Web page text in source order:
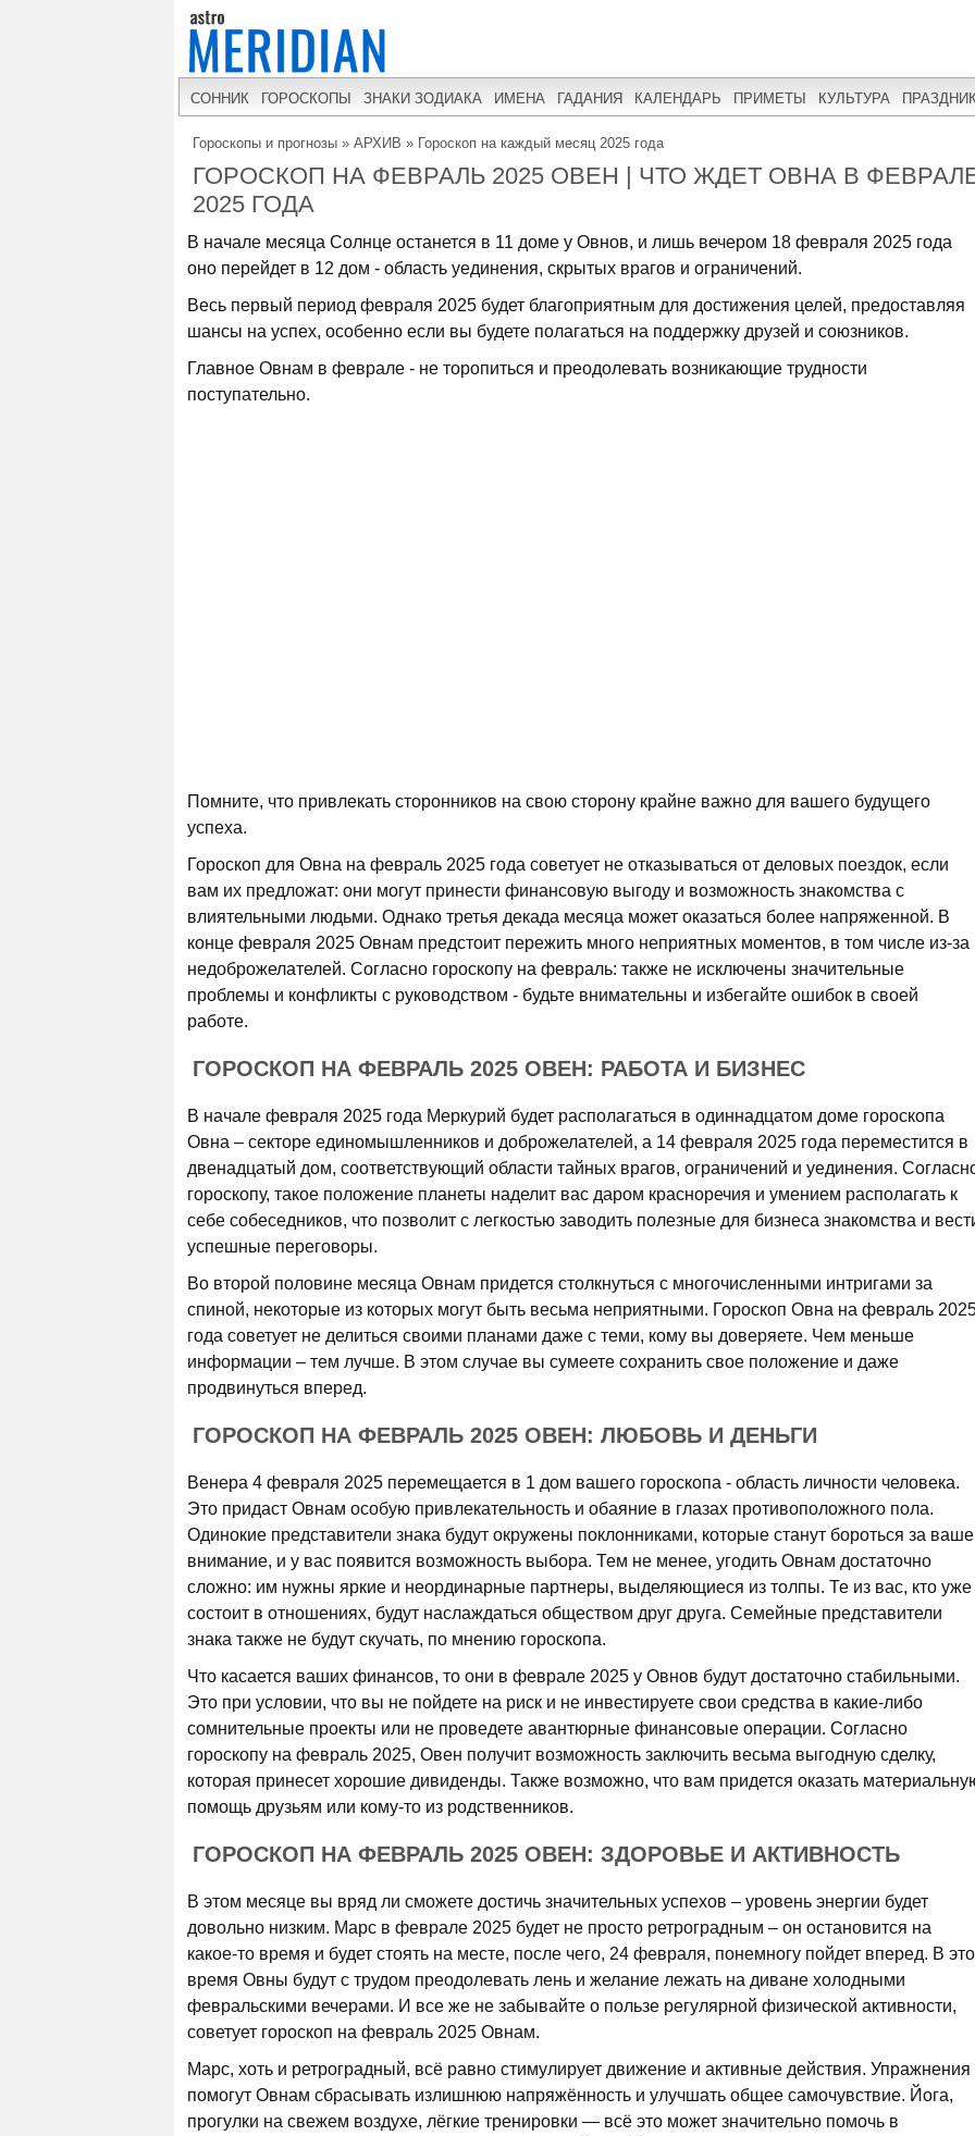
СОННИК ГОРОСКОПЫ ЗНАКИ ЗОДИАКА ИМЕНА ГАДАНИЯ КАЛЕНДАРЬ ПРИМЕТЫ КУЛЬТУРА
Гороскопы и прогнозы » АРХИВ » Гороскоп на каждый месяц 2025 года
ГОРОСКОП НА ФЕВРАЛЬ 2025 ОВЕН | ЧТО ЖДЕТ ОВНА В
2025 ГОДА
В начале месяца Солнце останется в 11 доме у Овнов, и лишь вечером 18 февраля 2025 года
оно перейдет в 12 дом - область уединения, скрытых врагов и ограничений.
Весь первый период февраля 2025 будет благоприятным для достижения целей, предоставляя
шансы на успех, особенно если вы будете полагаться на поддержку друзей и союзников.
Главное Овнам в феврале - не торопиться и преодолевать возникающие трудности
поступательно.
Помните, что привлекать сторонников на свою сторону крайне важно для вашего будущего
успеха.
Гороскоп для Овна на февраль 2025 года советует не отказываться от деловых поездок, если
вам их предложат: они могут принести финансовую выгоду и возможность знакомства с
влиятельными людьми. Однако третья декада месяца может оказаться более напряженной. В
конце февраля 2025 Овнам предстоит пережить много неприятных моментов, в том числе из-за
недоброжелателей. Согласно гороскопу на февраль: также не исключены значительные
проблемы и конфликты с руководством - будьте внимательны и избегайте ошибок в своей
работе.
ГОРОСКОП НА ФЕВРАЛЬ 2025 ОВЕН: РАБОТА И БИЗНЕС
В начале февраля 2025 года Меркурий будет располагаться в одиннадцатом доме гороскопа
Овна – секторе единомышленников и доброжелателей, а 14 февраля 2025 года переместится в
двенадцатый дом, соответствующий области тайных врагов, ограничений и уединения.
гороскопу, такое положение планеты наделит вас даром красноречия и умением располагать к
себе собеседников, что позволит с легкостью заводить полезные для бизнеса знакомства и
успешные переговоры.
Во второй половине месяца Овнам придется столкнуться с многочисленными интригами за
спиной, некоторые из которых могут быть весьма неприятными. Гороскоп Овна на февраль
года советует не делиться своими планами даже с теми, кому вы доверяете. Чем меньше
информации – тем лучше. В этом случае вы сумеете сохранить свое положение и даже
продвинуться вперед.
ГОРОСКОП НА ФЕВРАЛЬ 2025 ОВЕН: ЛЮБОВЬ И ДЕНЬГИ
Венера 4 февраля 2025 перемещается в 1 дом вашего гороскопа - область личности человека.
Это придаст Овнам особую привлекательность и обаяние в глазах противоположного пола.
Одинокие представители знака будут окружены поклонниками, которые станут бороться за ваше
внимание, и у вас появится возможность выбора. Тем не менее, угодить Овнам достаточно
сложно: им нужны яркие и неординарные партнеры, выделяющиеся из толпы. Те из вас, кто уже
состоит в отношениях, будут наслаждаться обществом друг друга. Семейные представители
знака также не будут скучать, по мнению гороскопа.
Что касается ваших финансов, то они в феврале 2025 у Овнов будут достаточно стабильными.
Это при условии, что вы не пойдете на риск и не инвестируете свои средства в какие-либо
сомнительные проекты или не проведете авантюрные финансовые операции. Согласно
гороскопу на февраль 2025, Овен получит возможность заключить весьма выгодную сделку,
которая принесет хорошие дивиденды. Также возможно, что вам придется оказать
помощь друзьям или кому-то из родственников.
ГОРОСКОП НА ФЕВРАЛЬ 2025 ОВЕН: ЗДОРОВЬЕ И АКТИВНОСТЬ
В этом месяце вы вряд ли сможете достичь значительных успехов – уровень энергии будет
довольно низким. Марс в феврале 2025 будет не просто ретроградным – он остановится на
какое-то время и будет стоять на месте, после чего, 24 февраля, понемногу пойдет вперед. В это
время Овны будут с трудом преодолевать лень и желание лежать на диване холодными
февральскими вечерами. И все же не забывайте о пользе регулярной физической активности,
советует гороскоп на февраль 2025 Овнам.
Марс, хоть и ретроградный, всё равно стимулирует движение и активные действия. Упражнения
помогут Овнам сбрасывать излишнюю напряжённость и улучшать общее самочувствие. Йога,
прогулки на свежем воздухе, лёгкие тренировки — всё это может значительно помочь в